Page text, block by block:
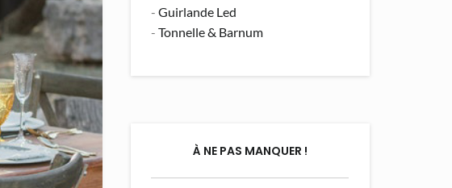
-Guirlande Led
-Tonnelle & Barnum
À NE PAS MANQUER !